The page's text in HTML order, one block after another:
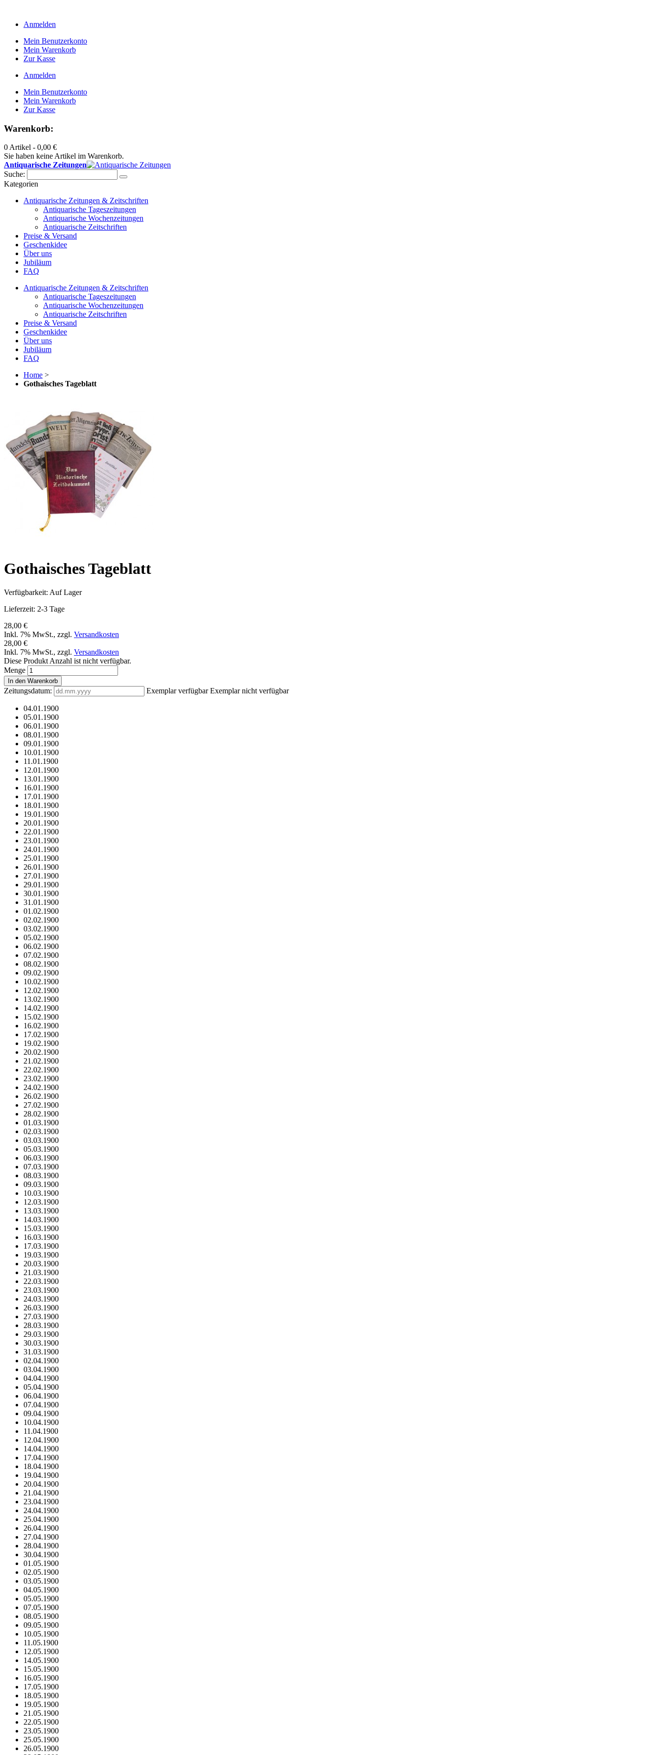
Anmelden
Mein Benutzerkonto
Mein Warenkorb
Zur Kasse
Anmelden
Mein Benutzerkonto
Mein Warenkorb
Zur Kasse
Warenkorb:
0 Artikel - 0,00 €
Sie haben keine Artikel im Warenkorb.
Antiquarische Zeitungen
Suche:
Kategorien
Antiquarische Zeitungen & Zeitschriften
Antiquarische Tageszeitungen
Antiquarische Wochenzeitungen
Antiquarische Zeitschriften
Preise & Versand
Geschenkidee
Über uns
Jubiläum
FAQ
Antiquarische Zeitungen & Zeitschriften
Antiquarische Tageszeitungen
Antiquarische Wochenzeitungen
Antiquarische Zeitschriften
Preise & Versand
Geschenkidee
Über uns
Jubiläum
FAQ
Home >
Gothaisches Tageblatt
Gothaisches Tageblatt
Verfügbarkeit: Auf Lager
Lieferzeit: 2-3 Tage
28,00 €
Inkl. 7% MwSt., zzgl. Versandkosten
28,00 €
Inkl. 7% MwSt., zzgl. Versandkosten
Diese Produkt Anzahl ist nicht verfügbar.
Menge
In den Warenkorb
Zeitungsdatum: Exemplar verfügbar Exemplar nicht verfügbar
04.01.1900
05.01.1900
06.01.1900
08.01.1900
09.01.1900
10.01.1900
11.01.1900
12.01.1900
13.01.1900
16.01.1900
17.01.1900
18.01.1900
19.01.1900
20.01.1900
22.01.1900
23.01.1900
24.01.1900
25.01.1900
26.01.1900
27.01.1900
29.01.1900
30.01.1900
31.01.1900
01.02.1900
02.02.1900
03.02.1900
05.02.1900
06.02.1900
07.02.1900
08.02.1900
09.02.1900
10.02.1900
12.02.1900
13.02.1900
14.02.1900
15.02.1900
16.02.1900
17.02.1900
19.02.1900
20.02.1900
21.02.1900
22.02.1900
23.02.1900
24.02.1900
26.02.1900
27.02.1900
28.02.1900
01.03.1900
02.03.1900
03.03.1900
05.03.1900
06.03.1900
07.03.1900
08.03.1900
09.03.1900
10.03.1900
12.03.1900
13.03.1900
14.03.1900
15.03.1900
16.03.1900
17.03.1900
19.03.1900
20.03.1900
21.03.1900
22.03.1900
23.03.1900
24.03.1900
26.03.1900
27.03.1900
28.03.1900
29.03.1900
30.03.1900
31.03.1900
02.04.1900
03.04.1900
04.04.1900
05.04.1900
06.04.1900
07.04.1900
09.04.1900
10.04.1900
11.04.1900
12.04.1900
14.04.1900
17.04.1900
18.04.1900
19.04.1900
20.04.1900
21.04.1900
23.04.1900
24.04.1900
25.04.1900
26.04.1900
27.04.1900
28.04.1900
30.04.1900
01.05.1900
02.05.1900
03.05.1900
04.05.1900
05.05.1900
07.05.1900
08.05.1900
09.05.1900
10.05.1900
11.05.1900
12.05.1900
14.05.1900
15.05.1900
16.05.1900
17.05.1900
18.05.1900
19.05.1900
21.05.1900
22.05.1900
23.05.1900
25.05.1900
26.05.1900